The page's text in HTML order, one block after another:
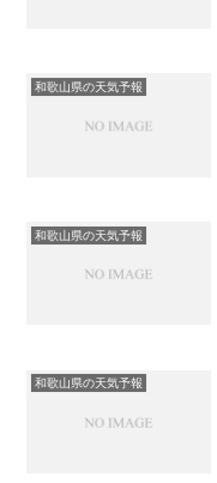
和歌山県の天気予報
和歌山県の天気予報
和歌山県の天気予報